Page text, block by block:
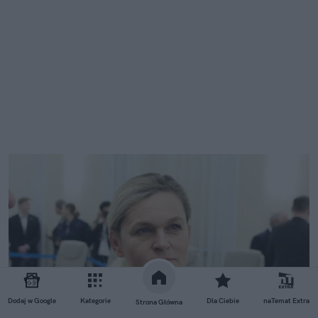
Dodaj w Google Kategorie Strona Główna Dla Ciebie naTemat Extra